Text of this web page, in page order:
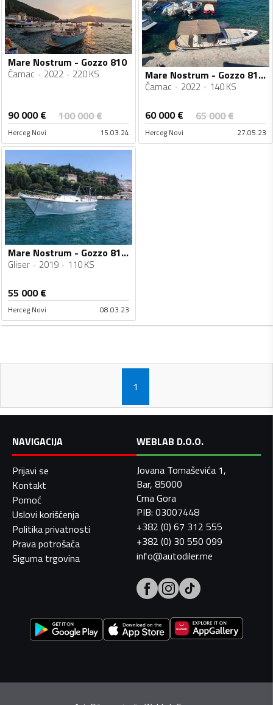
Mare Nostrum - Gozzo 810
Čamac 2022 220 KS
90 000€ 100 000€
Herceg Novi 15.03.24
Mare Nostrum - Gozzo 810 cc
Čamac 2022 140 KS
60 000€ 65 000€
Herceg Novi 27.05.23
Mare Nostrum - Gozzo 810 open
Gliser 2019 110 KS
55 000€
Herceg Novi 08.03.23
1
NAVIGACIJA
Prijavi se
Kontakt
Pomoć
Uslovi korišćenja
Politika privatnosti
Prava potrošača
Sigurna trgovina
WEBLAB D.O.O.
Jovana Tomaševića 1,
Bar, 85000
Crna Gora
PIB: 03007448
+382 (0) 67 312 555
+382 (0) 30 550 099
info@autodiler.me